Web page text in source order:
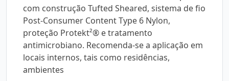
com construção Tufted Sheared, sistema de fio
Post-Consumer Content Type 6 Nylon,
proteção Protekt²® e tratamento
antimicrobiano. Recomenda-se a aplicação em
locais internos, tais como residências,
ambientes